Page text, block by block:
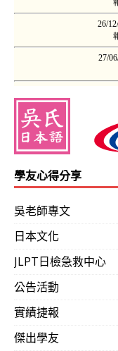
學友心得分享
吳老師專文
日本文化
JLPT日檢急救中心
公告活動
實績捷報
傑出學友